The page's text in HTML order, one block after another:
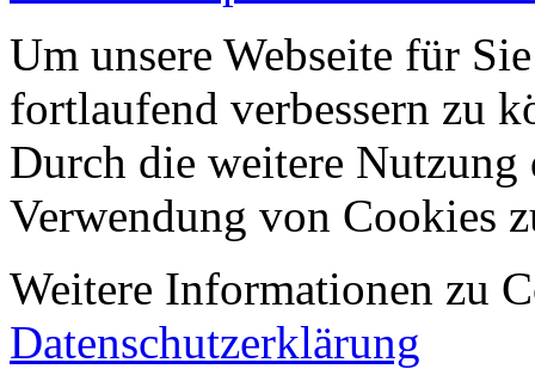
Um unsere Webseite für
fortlaufend verbessern zu
Durch die weitere Nutzung
Verwendung von Cookies
Weitere Informationen zu
Datenschutzerklärung